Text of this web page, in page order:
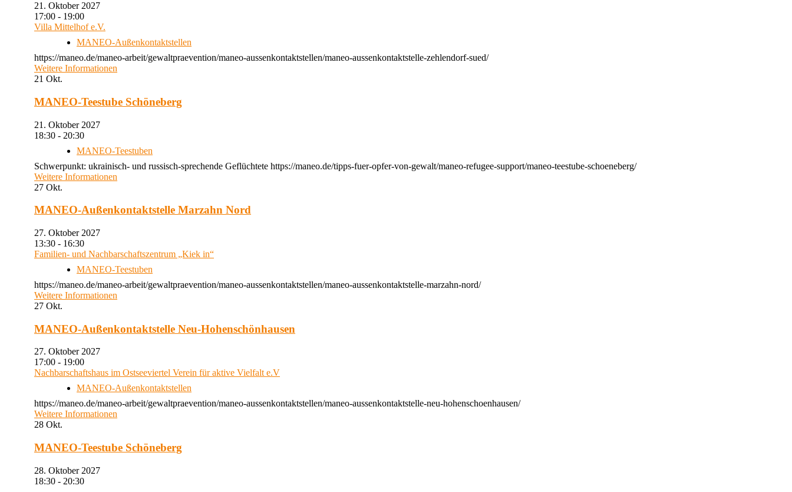
21. Oktober 2027
17:00 - 19:00
Villa Mittelhof e.V.
MANEO-Außenkontaktstellen
https://maneo.de/maneo-arbeit/gewaltpraevention/maneo-aussenkontaktstellen/maneo-aussenkontaktstelle-zehlendorf-sued/
Weitere Informationen
21 Okt.
MANEO-Teestube Schöneberg
21. Oktober 2027
18:30 - 20:30
MANEO-Teestuben
Schwerpunkt: ukrainisch- und russisch-sprechende Geflüchtete https://maneo.de/tipps-fuer-opfer-von-gewalt/maneo-refugee-support/maneo-teestube-schoeneberg/
Weitere Informationen
27 Okt.
MANEO-Außenkontaktstelle Marzahn Nord
27. Oktober 2027
13:30 - 16:30
Familien- und Nachbarschaftszentrum „Kiek in“
MANEO-Teestuben
https://maneo.de/maneo-arbeit/gewaltpraevention/maneo-aussenkontaktstellen/maneo-aussenkontaktstelle-marzahn-nord/
Weitere Informationen
27 Okt.
MANEO-Außenkontaktstelle Neu-Hohenschönhausen
27. Oktober 2027
17:00 - 19:00
Nachbarschaftshaus im Ostseeviertel Verein für aktive Vielfalt e.V
MANEO-Außenkontaktstellen
https://maneo.de/maneo-arbeit/gewaltpraevention/maneo-aussenkontaktstellen/maneo-aussenkontaktstelle-neu-hohenschoenhausen/
Weitere Informationen
28 Okt.
MANEO-Teestube Schöneberg
28. Oktober 2027
18:30 - 20:30